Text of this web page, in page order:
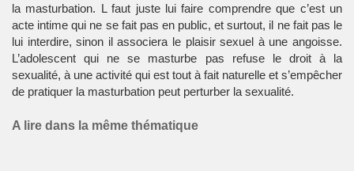
la masturbation. L faut juste lui faire comprendre que c’est un
acte intime qui ne se fait pas en public, et surtout, il ne fait pas le
lui interdire, sinon il associera le plaisir sexuel à une angoisse.
L’adolescent qui ne se masturbe pas refuse le droit à la
sexualité, à une activité qui est tout à fait naturelle et s’empêcher
de pratiquer la masturbation peut perturber la sexualité.
A lire dans la même thématique